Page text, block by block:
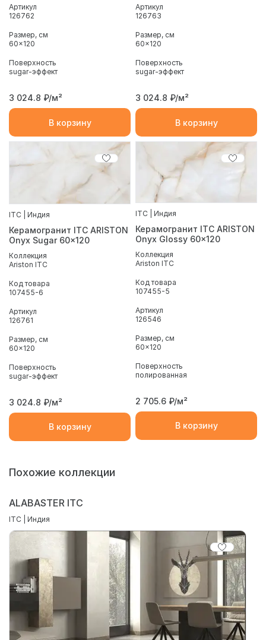
Артикул
126762
Размер, см
60x120
Поверхность
sugar-эффект
3 024.8 ₽/м²
В корзину
Артикул
126763
Размер, см
60x120
Поверхность
sugar-эффект
3 024.8 ₽/м²
В корзину
ITC | Индия
Керамогранит ITC ARISTON
Onyx Sugar 60x120
Коллекция
Ariston ITC
Код товара
107455-6
Артикул
126761
Размер, см
60x120
Поверхность
sugar-эффект
3 024.8 ₽/м²
В корзину
ITC | Индия
Керамогранит ITC ARISTON
Onyx Glossy 60x120
Коллекция
Ariston ITC
Код товара
107455-5
Артикул
126546
Размер, см
60x120
Поверхность
полированная
2 705.6 ₽/м²
В корзину
Похожие коллекции
ALABASTER ITC
ITC | Индия